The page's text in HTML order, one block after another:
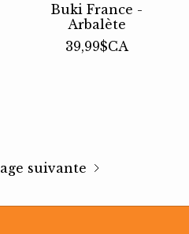
Buki France -
Arbalète
39,99$CA
suivante